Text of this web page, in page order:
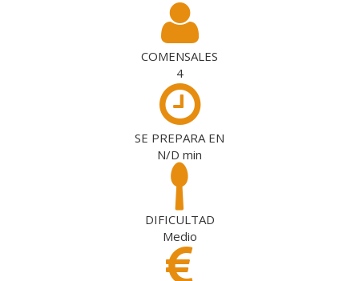
COMENSALES
4
SE PREPARA EN
N/D min
DIFICULTAD
Medio